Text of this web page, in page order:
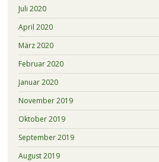
Juli 2020
April 2020
März 2020
Februar 2020
Januar 2020
November 2019
Oktober 2019
September 2019
August 2019